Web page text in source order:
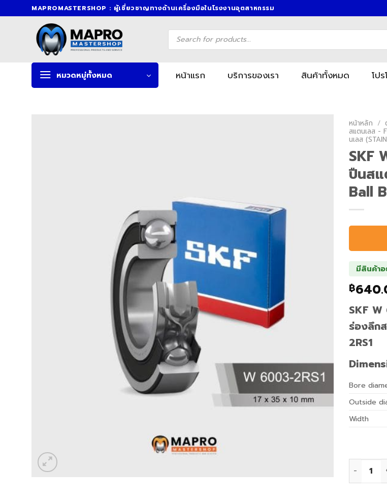
to
MAPROMASTERSHOP : ผู้เชี่ยวชาญทางด้านเครื่องมือในโรงงานอุตสาหกรรม
Products
search
หมวดหมู่ทั้งหมด หน้าแรก บริการของเรา สินค้าทั้งหมด โป
หน้าหลัก /
สแตนเลส -
นเลส
SKF
ปืนส
Ball
มีสินค้า
฿
SKF
ร่องลึก
2RS1
Bore
Outside
Width